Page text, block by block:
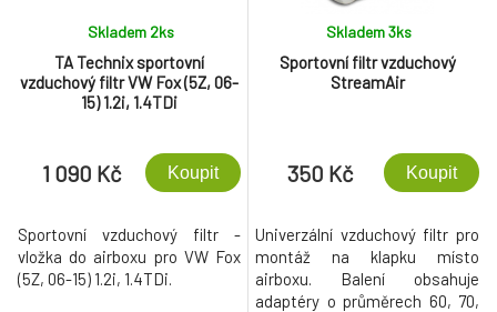
TA Technix sportovní
vzduchový filtr VW Fox (5Z, 06-
15) 1.2i, 1.4TDi
Skladem 2ks
1 090 Kč Koupit
Sportovní vzduchový filtr -
vložka do airboxu pro VW Fox
(5Z, 06-15) 1.2i, 1.4TDi.
Sportovní filtr vzduchový
StreamAir
Skladem 3ks
350 Kč Koupit
Univerzální vzduchový filtr pro
montáž na klapku místo
airboxu. Balení obsahuje
adaptéry o průměrech 60, 70,